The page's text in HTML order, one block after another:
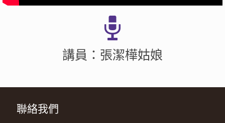
講員：張潔樺姑娘
聯絡我們